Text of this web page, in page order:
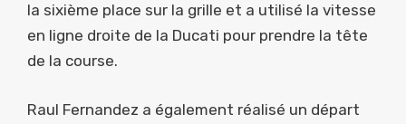
la sixième place sur la grille et a utilisé la vitesse
en ligne droite de la Ducati pour prendre la tête
de la course.
Raul Fernandez a également réalisé un départ